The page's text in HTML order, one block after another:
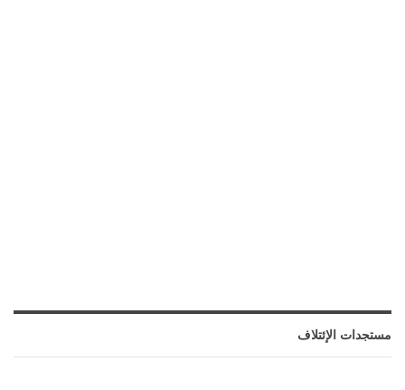
مستجدات الإئتلاف